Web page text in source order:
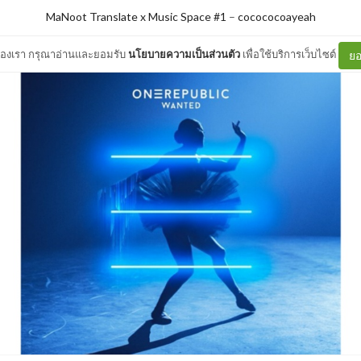
งเรา กรุณาอ่านและยอมรับนโยบายความเป็นส่วนตัว เพื่อใช้บริการเว็บไซต์ ย
MaNoot Translate x Music Space #1 – cocococoayeah